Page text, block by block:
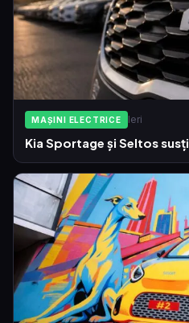
MAȘINI ELECTRICE Ieri
Kia Sportage și Seltos